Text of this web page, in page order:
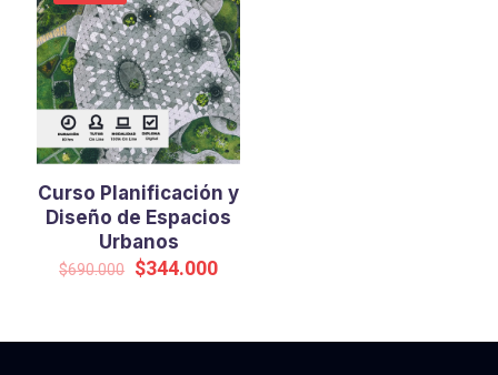
Curso Planificación y
Diseño de Espacios
Urbanos
$690.000 Original
$344.000Current